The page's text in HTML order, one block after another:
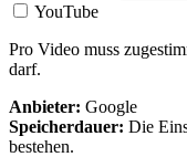
YouTube
Pro Video muss
darf.
Anbieter: Google
Speicherdauer: Die
bestehen.